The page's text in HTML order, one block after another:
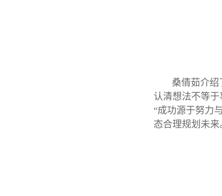
桑倩茹介
认清想法不等
“成功源于努力
态合理规划未来